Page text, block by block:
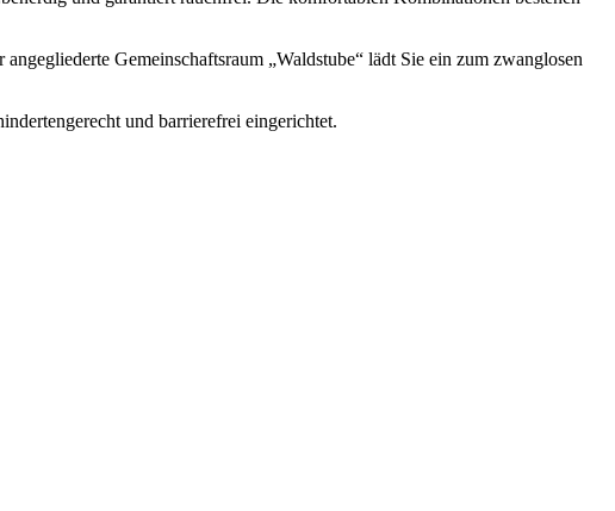
Gemeinschaftsraum „Waldstube“ lädt Sie ein zum zwanglosen
und barrierefrei eingerichtet.